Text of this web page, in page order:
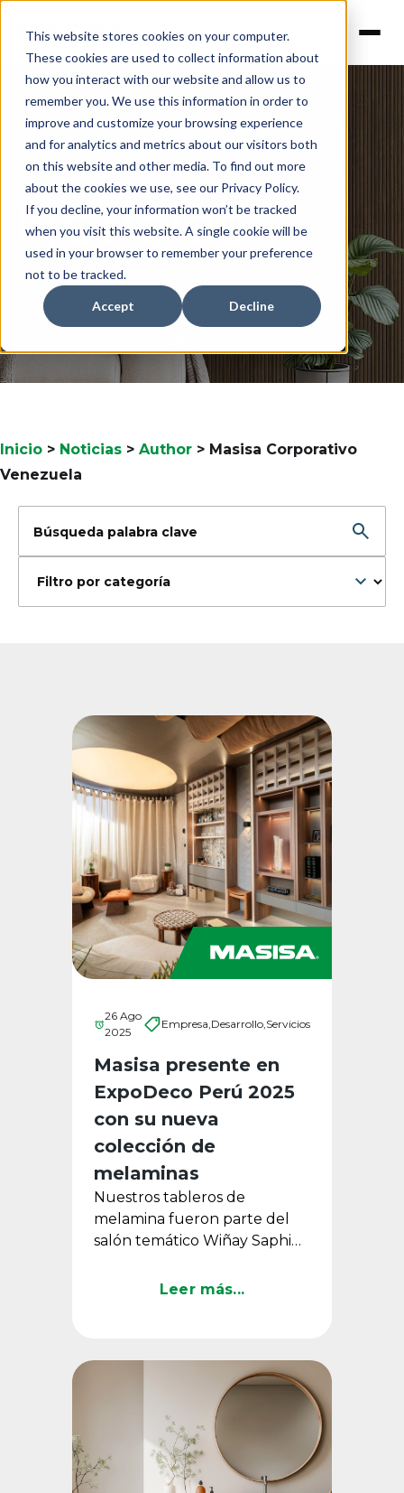
This website stores cookies on your computer.
These cookies are used to collect information about
how you interact with our website and allow us to
remember you. We use this information in order to
improve and customize your browsing experience
and for analytics and metrics about our visitors both
on this website and other media. To find out more
about the cookies we use, see our Privacy Policy.
If you decline, your information won’t be tracked
when you visit this website. A single cookie will be
used in your browser to remember your preference
not to be tracked.
Accept Decline
Noticias
Inicio > Noticias > Author > Masisa Corporativo
Venezuela
26 Ago
2025
Empresa,Desarrollo,Servicios
Masisa presente en
ExpoDeco Perú 2025
con su nueva
colección de
melaminas
Nuestros tableros de
melamina fueron parte del
salón temático Wiñay Saphi
que conectó diseño, historia y
Leer más...